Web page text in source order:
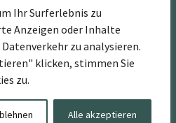
Ihr Surferlebnis zu
Anzeigen oder Inhalte
zu analysieren.
klicken, stimmen Sie
zu.
Alle akzeptieren
ein Teil der Jumbogras &
Weitere Mitglieder sind:
,www.jumbograshecke.com,
Tier.Shop